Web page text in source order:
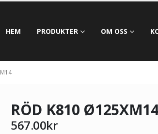
HEM PRODUKTER OM OSS
RÖD K810
567.00kr